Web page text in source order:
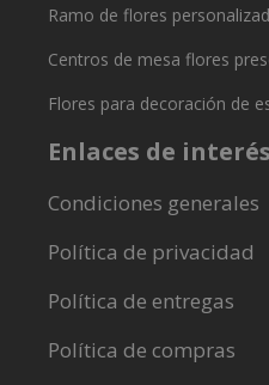
Ramo de flores
Centros de mesa flores
Flores para decoración de
Enlaces de interés
Condiciones generales
Política de privacidad
Política de entregas
Política de compras